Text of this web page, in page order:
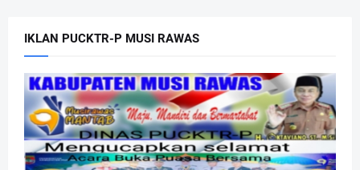
IKLAN PUCKTR-P MUSI RAWAS